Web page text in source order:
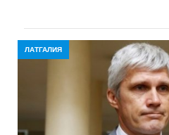
ЛАТГАЛИЯ